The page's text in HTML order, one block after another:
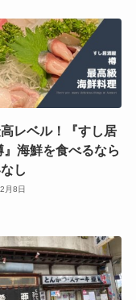
レベル！『すし居
』海鮮を食べるなら
し
月8日